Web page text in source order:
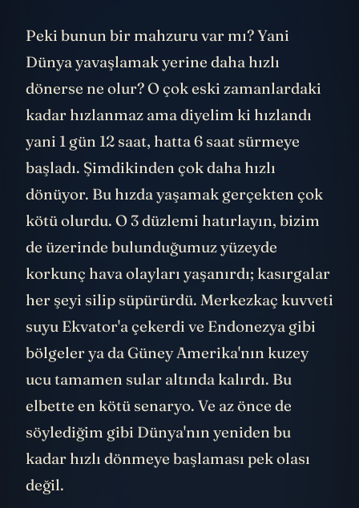
Peki bunun bir mahzuru var mı? Yani
Dünya yavaşlamak yerine daha hızlı
dönerse ne olur? O çok eski zamanlardaki
kadar hızlanmaz ama diyelim ki hızlandı
yani 1 gün 12 saat, hatta 6 saat sürmeye
başladı. Şimdikinden çok daha hızlı
dönüyor. Bu hızda yaşamak gerçekten çok
kötü olurdu. O 3 düzlemi hatırlayın, bizim
de üzerinde bulunduğumuz yüzeyde
korkunç hava olayları yaşanırdı; kasırgalar
her şeyi silip süpürürdü. Merkezkaç kuvveti
suyu Ekvator'a çekerdi ve Endonezya gibi
bölgeler ya da Güney Amerika'nın kuzey
ucu tamamen sular altında kalırdı. Bu
elbette en kötü senaryo. Ve az önce de
söylediğim gibi Dünya'nın yeniden bu
kadar hızlı dönmeye başlaması pek olası
değil.